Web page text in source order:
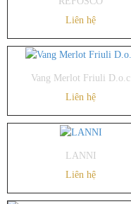
Liên hệ
Vang Merlot Friuli D.o.c
Liên hệ
LANNI
Liên hệ